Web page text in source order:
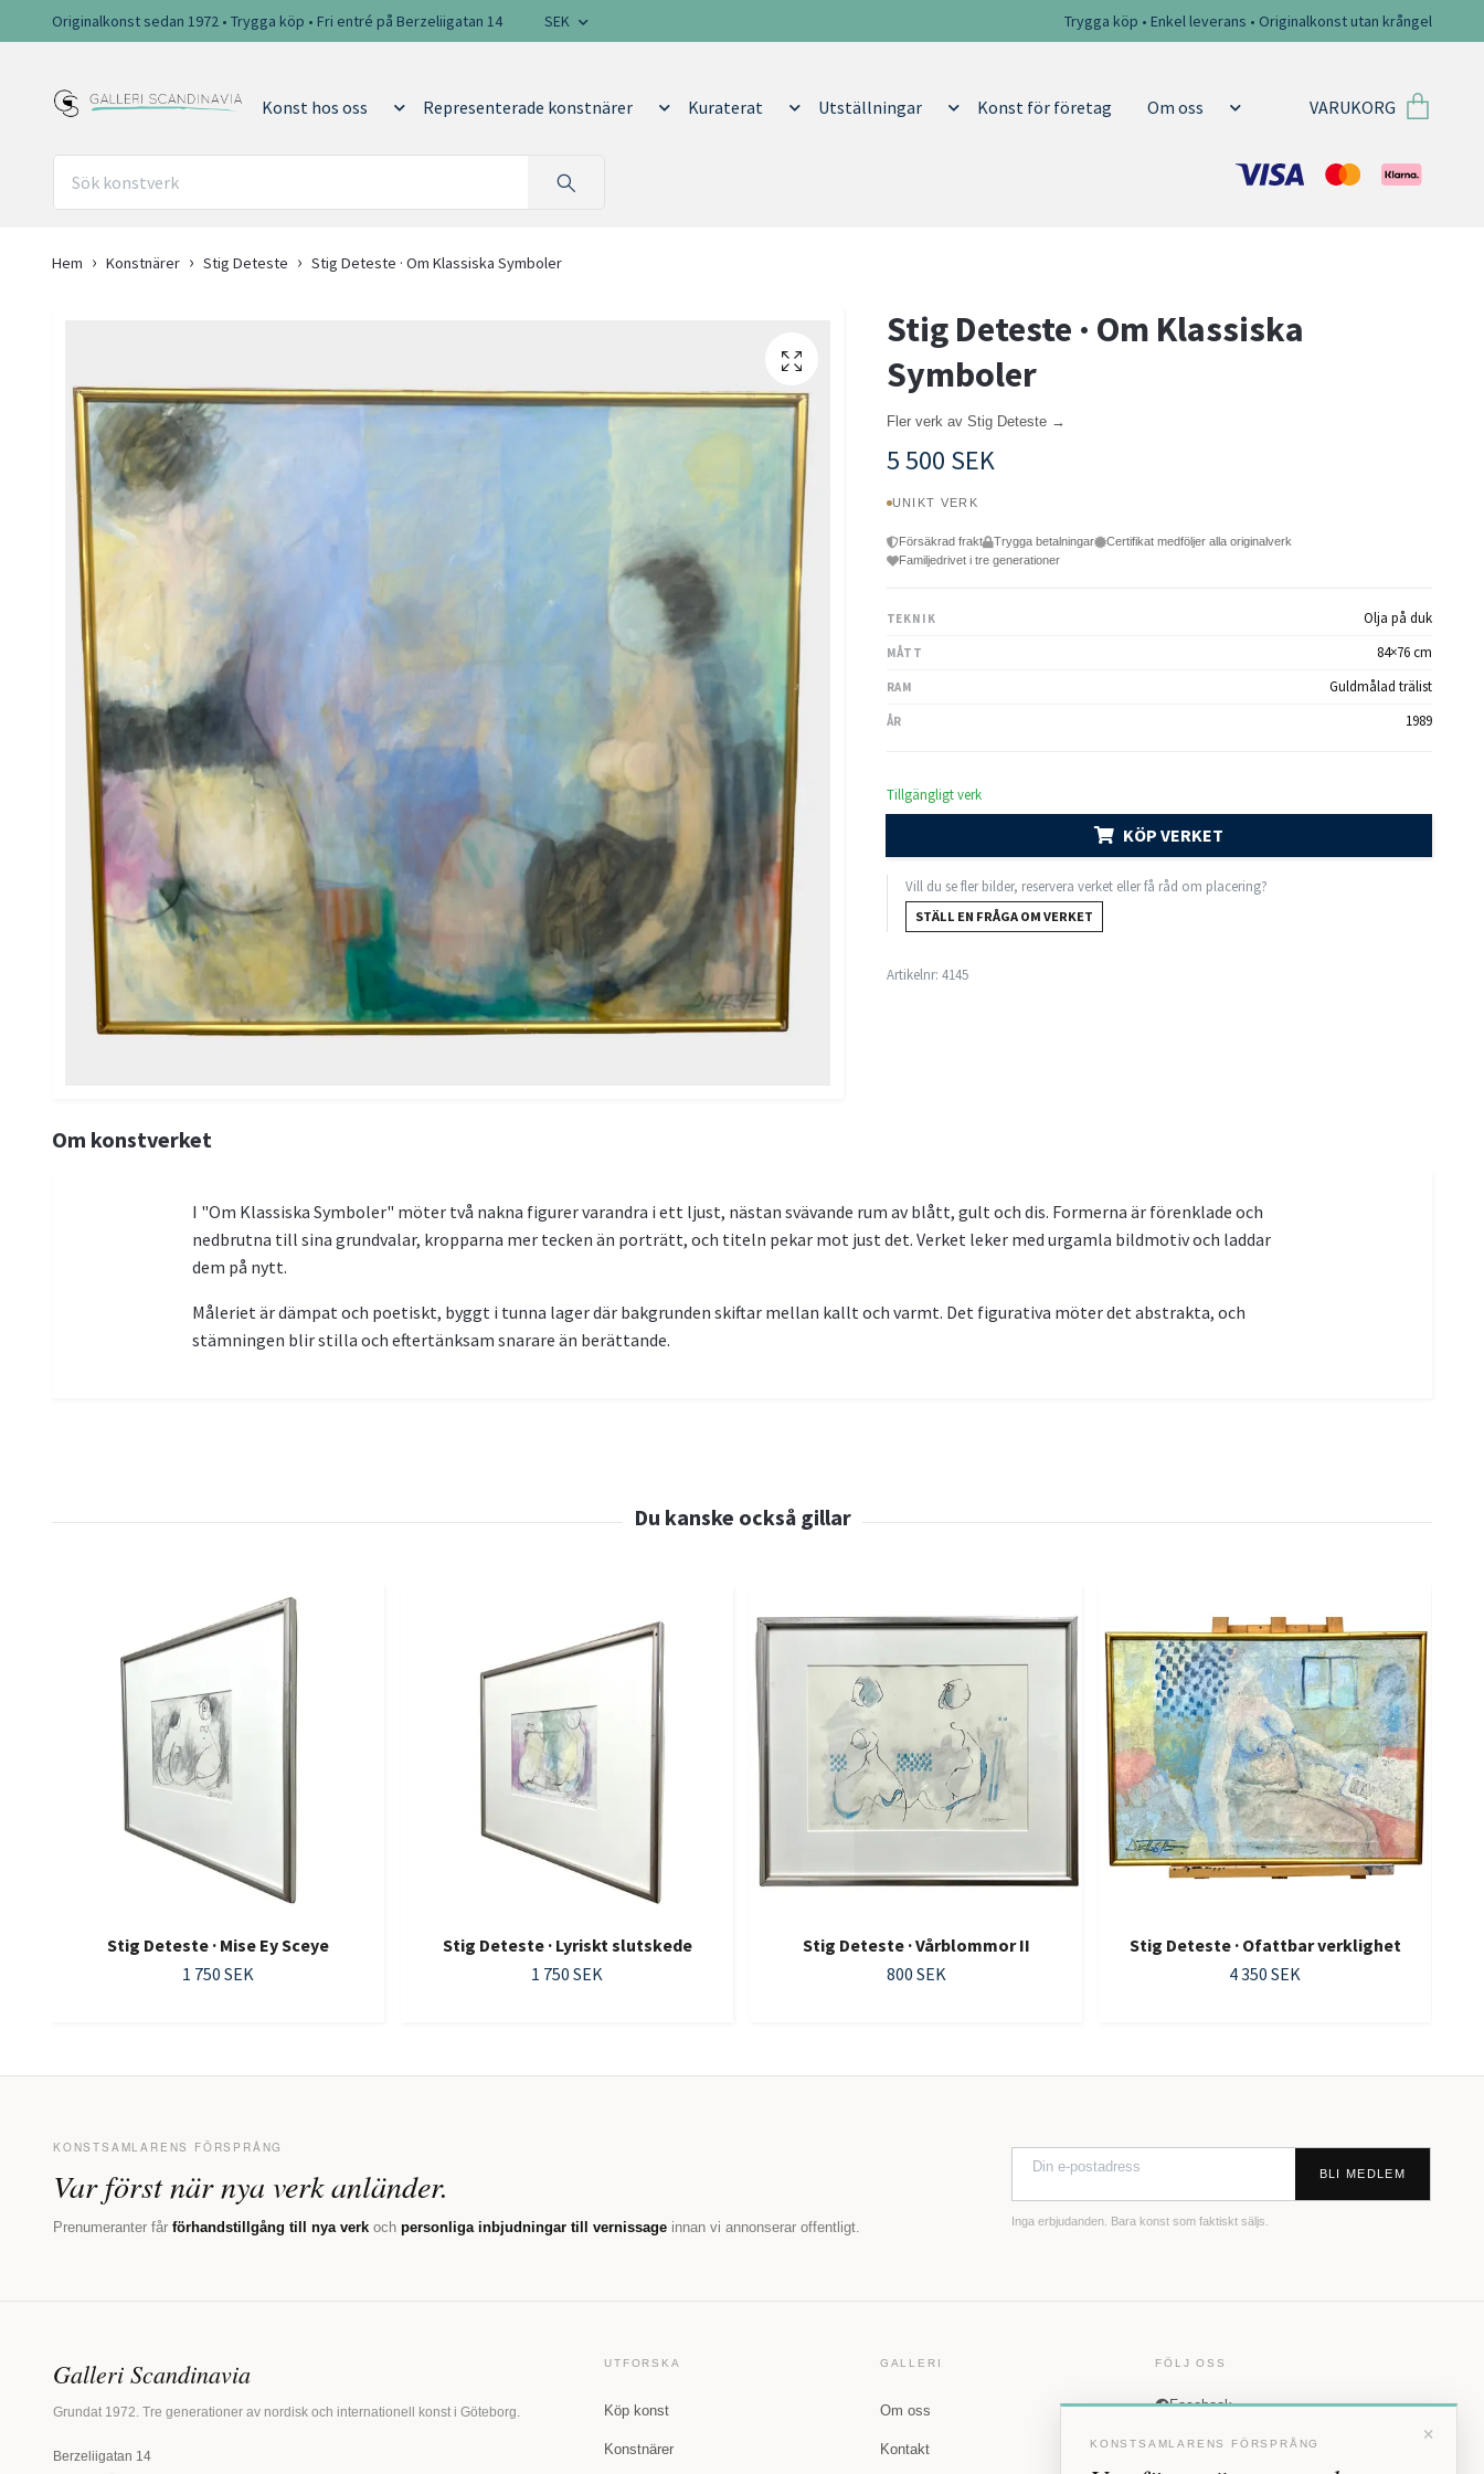
Originalkonst sedan 1972 • Trygga köp • Fri entré på Berzeliigatan 14 SEK Trygga köp • Enkel leverans • Originalkonst utan krångel
Konst hos oss Representerade konstnärer Kuraterat Utställningar Konst för företag Om oss VARUKORG
Hem Konstnärer Stig Deteste Stig Deteste · Om Klassiska Symboler
Stig Deteste · Om Klassiska
Symboler
Fler verk av Stig Deteste →
5 500 SEK
UNIKT VERK
Försäkrad frakt Trygga betalningar
Certifikat medföljer alla originalverk
Familjedrivet i tre generationer
TEKNIK Olja på duk
MÅTT 84×76 cm
RAM Guldmålad trälist
ÅR 1989
Tillgängligt verk
KÖP VERKET
Vill du se fler bilder, reservera verket eller få råd om placering?
STÄLL EN FRÅGA OM VERKET
Artikelnr: 4145
Om konstverket
I "Om Klassiska Symboler" möter två nakna figurer varandra i ett ljust, nästan svävande rum av blått, gult och dis. Formerna är förenklade och
nedbrutna till sina grundvalar, kropparna mer tecken än porträtt, och titeln pekar mot just det. Verket leker med urgamla bildmotiv och laddar
dem på nytt.
Måleriet är dämpat och poetiskt, byggt i tunna lager där bakgrunden skiftar mellan kallt och varmt. Det figurativa möter det abstrakta, och
stämningen blir stilla och eftertänksam snarare än berättande.
Stig Deteste · Mise Ey Sceye
1 750 SEK
Stig Deteste · Lyriskt slutskede
1 750 SEK
Stig Deteste · Vårblommor II
800 SEK
Stig Deteste · Ofattbar verklighet
4 350 SEK
KONSTSAMLARENS FÖRSPRÅNG
Var först när nya verk anländer.
Prenumeranter får förhandstillgång till nya verk och personliga inbjudningar till vernissage innan vi annonserar offentligt.
BLI MEDLEM
Inga erbjudanden. Bara konst som faktiskt säljs.
Galleri Scandinavia
Grundat 1972. Tre generationer av nordisk och internationell konst i Göteborg.
Berzeliigatan 14
UTFORSKA
Köp konst
Konstnärer
GALLERI
Om oss
Kontakt
FÖLJ OSS
Facebook
×
KONSTSAMLARENS FÖRSPRÅNG